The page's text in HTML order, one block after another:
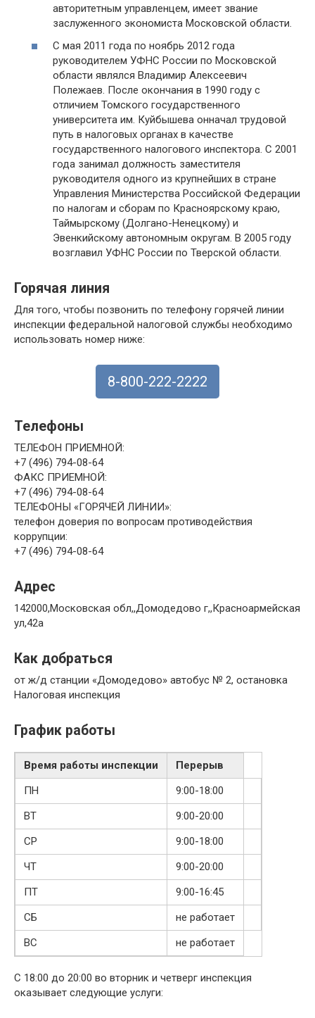
авторитетным управленцем, имеет звание
заслуженного экономиста Московской области.
С мая 2011 года по ноябрь 2012 года
руководителем УФНС России по Московской
области являлся Владимир Алексеевич
Полежаев. После окончания в 1990 году с
отличием Томского государственного
университета им. Куйбышева онначал трудовой
путь в налоговых органах в качестве
государственного налогового инспектора. С 2001
года занимал должность заместителя
руководителя одного из крупнейших в стране
Управления Министерства Российской Федерации
по налогам и сборам по Красноярскому краю,
Таймырскому (Долгано-Ненецкому) и
Эвенкийскому автономным округам. В 2005 году
возглавил УФНС России по Тверской области.
Горячая линия
Для того, чтобы позвонить по телефону горячей линии
инспекции федеральной налоговой службы необходимо
использовать номер ниже:
8-800-222-2222
Телефоны
ТЕЛЕФОН ПРИЕМНОЙ:
+7 (496) 794-08-64
ФАКС ПРИЕМНОЙ:
+7 (496) 794-08-64
ТЕЛЕФОНЫ «ГОРЯЧЕЙ ЛИНИИ»:
телефон доверия по вопросам противодействия
коррупции:
+7 (496) 794-08-64
Адрес
142000,Московская обл,,Домодедово г,,Красноармейская
ул,42а
Как добраться
от ж/д станции «Домодедово» автобус № 2, остановка
Налоговая инспекция
График работы
Время работы инспекции
Перерыв
ПН
9:00-18:00
ВТ
9:00-20:00
СР
9:00-18:00
ЧТ
9:00-20:00
ПТ
9:00-16:45
СБ
не работает
ВС
не работает
С 18:00 до 20:00 во вторник и четверг инспекция
оказывает следующие услуги: